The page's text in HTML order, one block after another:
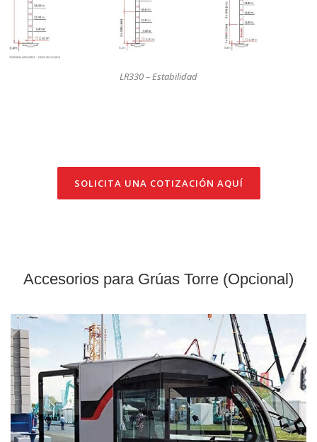
LR330 – Estabilidad
SOLICITA UNA COTIZACIÓN AQUÍ
Accesorios para Grúas Torre (Opcional)